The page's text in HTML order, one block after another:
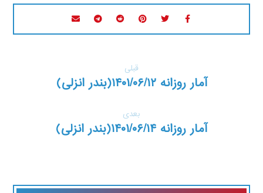
قبلی
آمار روزانه ۱۴۰۱/۰۶/۱۲(بندر انزلی)
بعدی
آمار روزانه ۱۴۰۱/۰۶/۱۴(بندر انزلی)